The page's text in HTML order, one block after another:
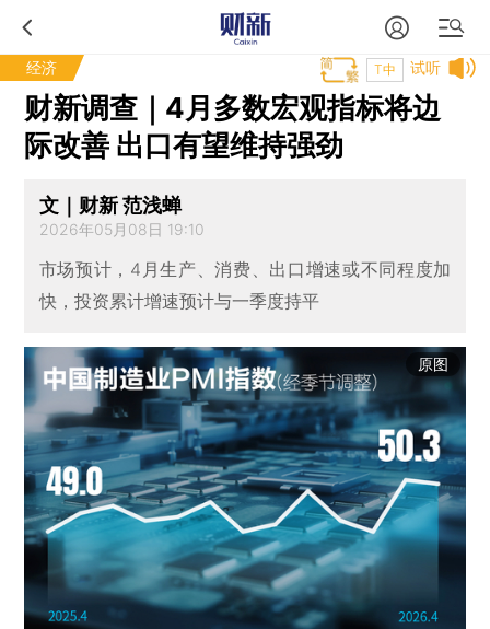
经济 试听
T中
财新调查｜4月多数宏观指标将边
际改善 出口有望维持强劲
文｜财新 范浅蝉
2026年05月08日 19:10
市场预计，4月生产、消费、出口增速或不同程度加
快，投资累计增速预计与一季度持平
原图